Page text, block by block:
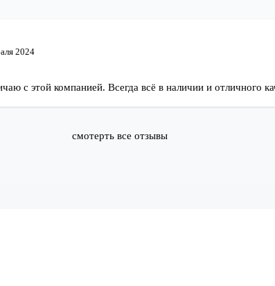
2024
с этой компанией. Всегда всё в наличии и отличного
смотерть все отзывы